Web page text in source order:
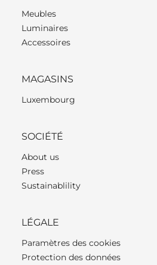
Meubles
Luminaires
Accessoires
MAGASINS
Luxembourg
SOCIÉTÉ
About us
Press
Sustainablility
LÉGALE
Paramètres des cookies
Protection des données